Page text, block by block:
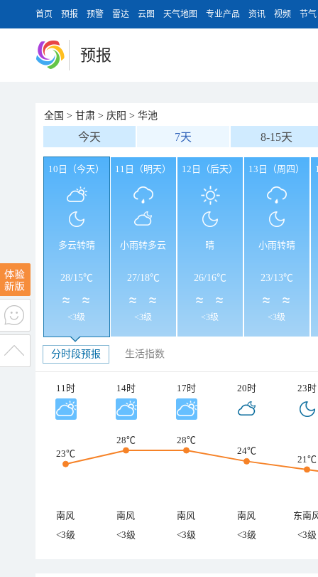
首页 预报 预警 雷达 云图 天气地图 专业产品 资讯 视频 节气
预报
全国 > 甘肃 > 庆阳 > 华池
今天 7天 8-15天
10日（今天）
多云转晴
28/15℃
<3级
11日（明天）
小雨转多云
27/18℃
<3级
12日（后天）
晴
26/16℃
<3级
13日（周四）
小雨转晴
23/13℃
<3级
分时段预报 生活指数
11时 14时 17时 20时 23时
23℃
28℃
28℃
24℃
21℃
南风 南风 南风 南风
东南
<3级
<3级 <3级 <3级 <3级